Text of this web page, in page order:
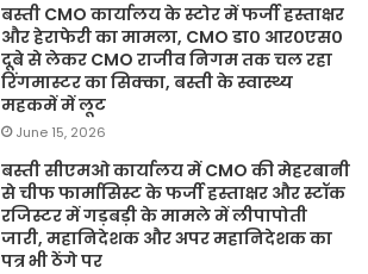
बस्ती CMO कार्यालय के स्टोर में फर्जी हस्ताक्षर
और हेराफेरी का मामला, CMO डा० आर०एस०
दूबे से लेकर CMO राजीव निगम तक चल रहा
रिंगमास्टर का सिक्का, बस्ती के स्वास्थ्य
महकमें में लूट
June 15, 2026
बस्ती सीएमओ कार्यालय में CMO की मेहरबानी
से चीफ फार्मासिस्ट के फर्जी हस्ताक्षर और स्टॉक
रजिस्टर में गड़बड़ी के मामले में लीपापोती
जारी, महानिदेशक और अपर महानिदेशक का
पत्र भी ठेंगे पर